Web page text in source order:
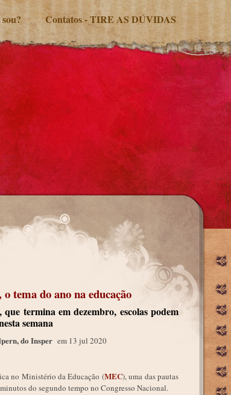
Contatos - TIRE AS DÚVIDAS
tema do ano na educação
termina em dezembro, escolas podem
semana
do Insper em 13 jul 2020
no Ministério da Educação (MEC), uma das pautas
do segundo tempo no Congresso Nacional.